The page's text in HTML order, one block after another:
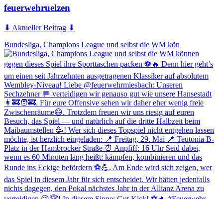
feuerwehruelzen
⬇ Aktueller Beitrag ⬇
Bundesliga, Champions League und selbst die WM kön